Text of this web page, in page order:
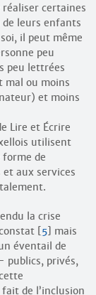
certaines
de leurs enfants
soi, il peut même
peu
peu lettrées
mal ou moins
et moins
Lire et Écrire
utilisent
de
et aux services
la crise
[5] mais
éventail de
publics, privés,
de l’inclusion